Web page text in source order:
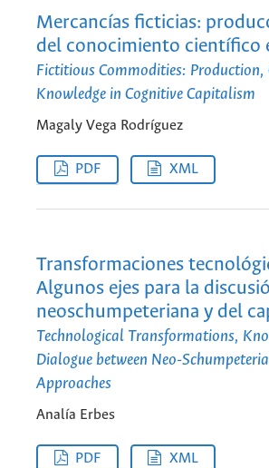
Mercancías ficticias:
del conocimiento científico
Fictitious Commodities:
Knowledge in Cognitive Capitalism
Magaly Vega Rodríguez
PDF XML
Transformaciones
Algunos ejes para la
neoschumpeteriana y del
Technological Transformations,
Dialogue between Neo-
Approaches
Analía Erbes
PDF XML